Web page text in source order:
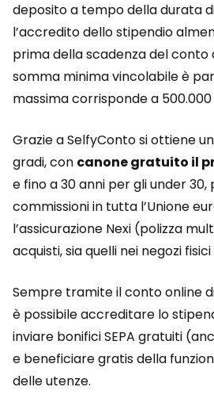
deposito a tempo della durata
l’accredito dello stipendio
prima della scadenza del conto
somma minima vincolabile è
massima corrisponde a 500.000
Grazie a SelfyConto si ottiene
gradi, con canone gratuito il
e fino a 30 anni per gli under 30,
commissioni in tutta l’Unione
l’assicurazione Nexi (polizza
acquisti, sia quelli nei negozi
Sempre tramite il conto online
è possibile accreditare lo
inviare bonifici SEPA gratuiti
e beneficiare gratis della
delle utenze.